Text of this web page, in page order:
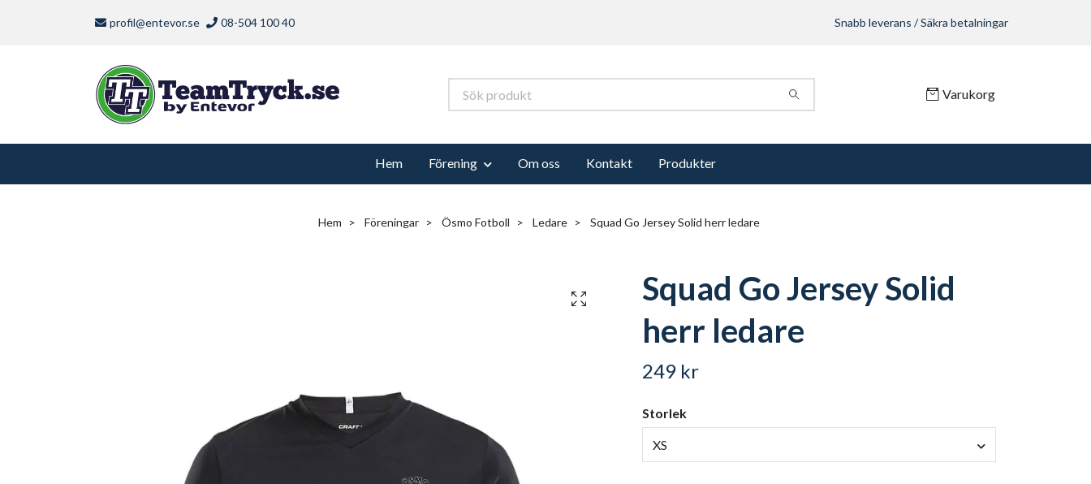
profil@entevor.se 08-504 100 40 Snabb leverans / Säkra betalningar
Varukorg
Hem Förening Om oss Kontakt Produkter
Hem Föreningar Ösmo Fotboll Ledare Squad Go Jersey Solid herr ledare
Squad Go Jersey Solid
herr ledare
249 kr
Storlek
XS